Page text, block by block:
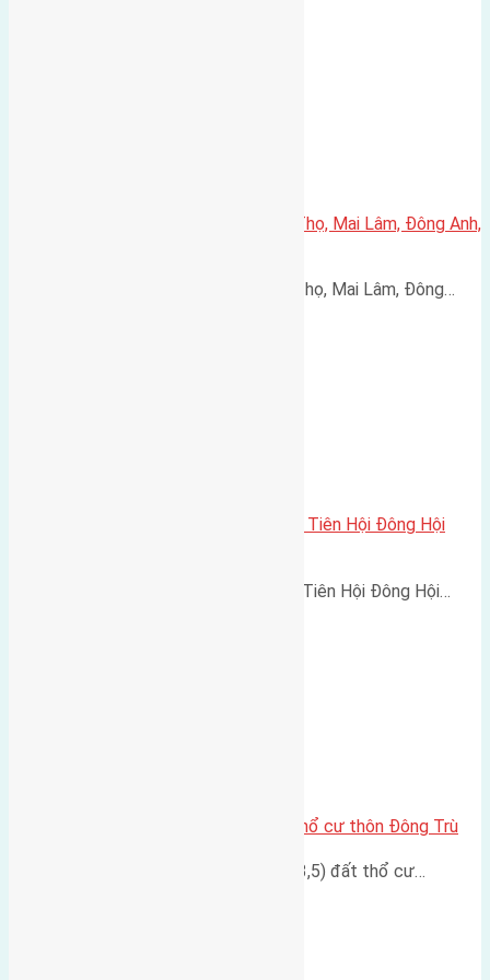
Cần bán 47m2(5×9,4) đất Phúc Thọ, Mai Lâm, Đông Anh,
Cần bán 47m2(5x9,4) đất Phúc Thọ, Mai Lâm, Đông…
Cần bán 40m(3,5×11,4) đất thôn Tiên Hội Đông Hội
Cần bán 40m(3,5x11,4) đất thôn Tiên Hội Đông Hội…
Cần bán đất 54m2(4×13,5) đất thổ cư thôn Đông Trù
Cần bán đất diện tích 54m2(4x13,5) đất thổ cư…